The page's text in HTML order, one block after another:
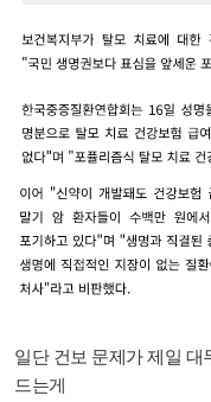
일단 건보 문제가 제일 대
드는게